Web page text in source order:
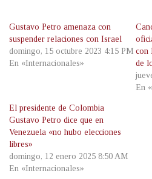
Gustavo Petro amenaza con
suspender relaciones con Israel
domingo, 15 octubre 2023 4:15 PM
En «Internacionales»
con
de
En
El presidente de Colombia
Gustavo Petro dice que en
Venezuela «no hubo elecciones
libres»
domingo, 12 enero 2025 8:50 AM
En «Internacionales»